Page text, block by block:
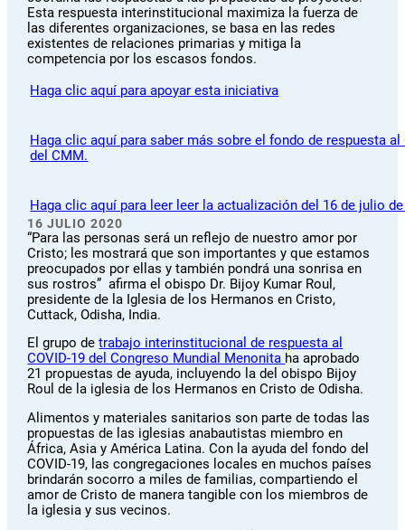
Esta respuesta interinstitucional maximiza la fuerza de
las diferentes organizaciones, se basa en las redes
existentes de relaciones primarias y mitiga la
competencia por los escasos fondos.
Haga clic aquí para apoyar esta iniciativa
Haga clic aquí para saber más sobre el fondo de respuesta al
del CMM.
Haga clic aquí para leer leer la actualización del 16 de julio
16 JULIO 2020
“Para las personas será un reflejo de nuestro amor por
Cristo; les mostrará que son importantes y que estamos
preocupados por ellas y también pondrá una sonrisa en
sus rostros” afirma el obispo Dr. Bijoy Kumar Roul,
presidente de la Iglesia de los Hermanos en Cristo,
Cuttack, Odisha, India.
El grupo detrabajo interinstitucional de respuesta al
COVID-19 del Congreso Mundial Menonita ha aprobado
21 propuestas de ayuda, incluyendo la del obispo Bijoy
Roul de la iglesia de los Hermanos en Cristo de Odisha.
Alimentos y materiales sanitarios son parte de todas las
propuestas de las iglesias anabautistas miembro en
África, Asia y América Latina. Con la ayuda del fondo del
COVID-19, las congregaciones locales en muchos países
brindarán socorro a miles de familias, compartiendo el
amor de Cristo de manera tangible con los miembros de
la iglesia y sus vecinos.